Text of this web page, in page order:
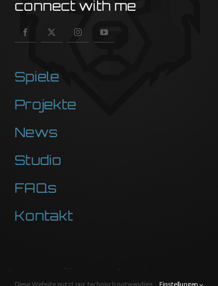
connect with me
Spiele
Projekte
News
Studio
FAQs
Kontakt